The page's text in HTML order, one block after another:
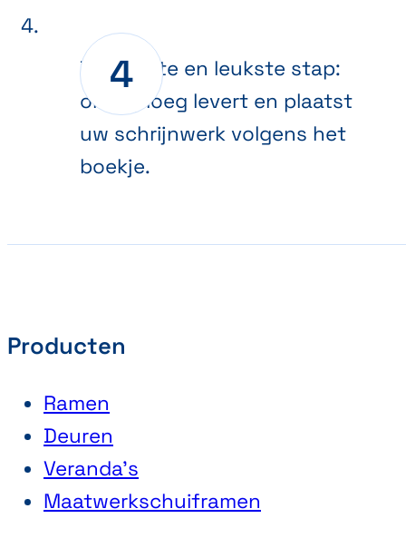
De laatste en leukste stap:
onze ploeg levert en plaatst
uw schrijnwerk volgens het
boekje.
Producten
Ramen
Deuren
Veranda’s
Maatwerkschuiframen